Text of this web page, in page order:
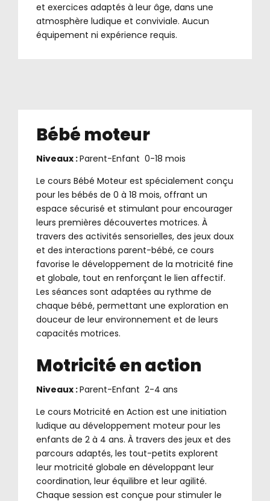
et exercices adaptés à leur âge, dans une
atmosphère ludique et conviviale. Aucun
équipement ni expérience requis.
Bébé moteur
Niveaux :Parent-Enfant 0-18 mois
Le cours Bébé Moteur est spécialement conçu
pour les bébés de 0 à 18 mois, offrant un
espace sécurisé et stimulant pour encourager
leurs premières découvertes motrices. À
travers des activités sensorielles, des jeux doux
et des interactions parent-bébé, ce cours
favorise le développement de la motricité fine
et globale, tout en renforçant le lien affectif.
Les séances sont adaptées au rythme de
chaque bébé, permettant une exploration en
douceur de leur environnement et de leurs
capacités motrices.
Motricité en action
Niveaux :Parent-Enfant 2-4 ans
Le cours Motricité en Action est une initiation
ludique au développement moteur pour les
enfants de 2 à 4 ans. À travers des jeux et des
parcours adaptés, les tout-petits explorent
leur motricité globale en développant leur
coordination, leur équilibre et leur agilité.
Chaque session est conçue pour stimuler le